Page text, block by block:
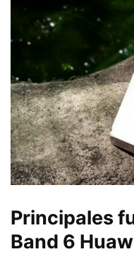
Principales
Band 6